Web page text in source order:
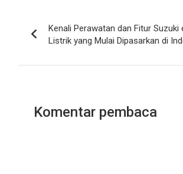
pos
Kenali Perawatan dan Fitur Suzuki
Listrik yang Mulai Dipasarkan di
Komentar pembaca